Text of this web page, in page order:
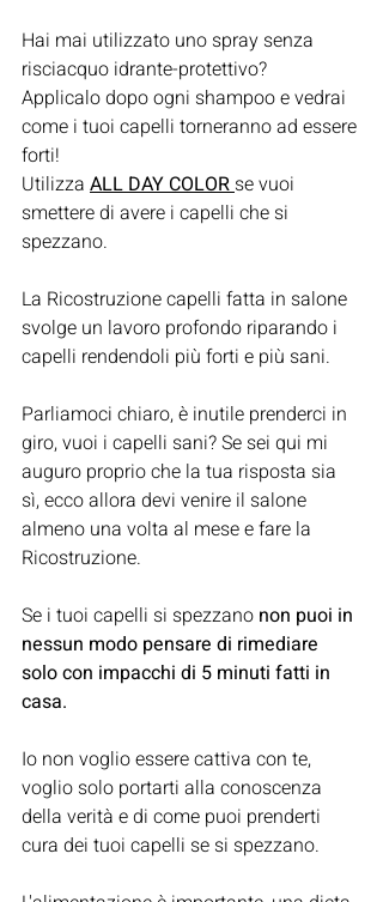
Hai mai utilizzato uno spray senza
risciacquo idrante-protettivo?
Applicalo dopo ogni shampoo e vedrai
come i tuoi capelli torneranno ad essere
forti!
Utilizza ALL DAY COLOR se vuoi
smettere di avere i capelli che si
spezzano.
La Ricostruzione capelli fatta in salone
svolge un lavoro profondo riparando i
capelli rendendoli più forti e più sani.
Parliamoci chiaro, è inutile prenderci in
giro, vuoi i capelli sani? Se sei qui mi
auguro proprio che la tua risposta sia
sì, ecco allora devi venire il salone
almeno una volta al mese e fare la
Ricostruzione.
Se i tuoi capelli si spezzano non puoi in
nessun modo pensare di rimediare
solo con impacchi di 5 minuti fatti in
casa.
Io non voglio essere cattiva con te,
voglio solo portarti alla conoscenza
della verità e di come puoi prenderti
cura dei tuoi capelli se si spezzano.